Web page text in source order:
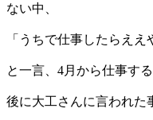
ない中、
「うちで仕事したらええ
と一言、4月から仕事す
後に大工さんに言われた